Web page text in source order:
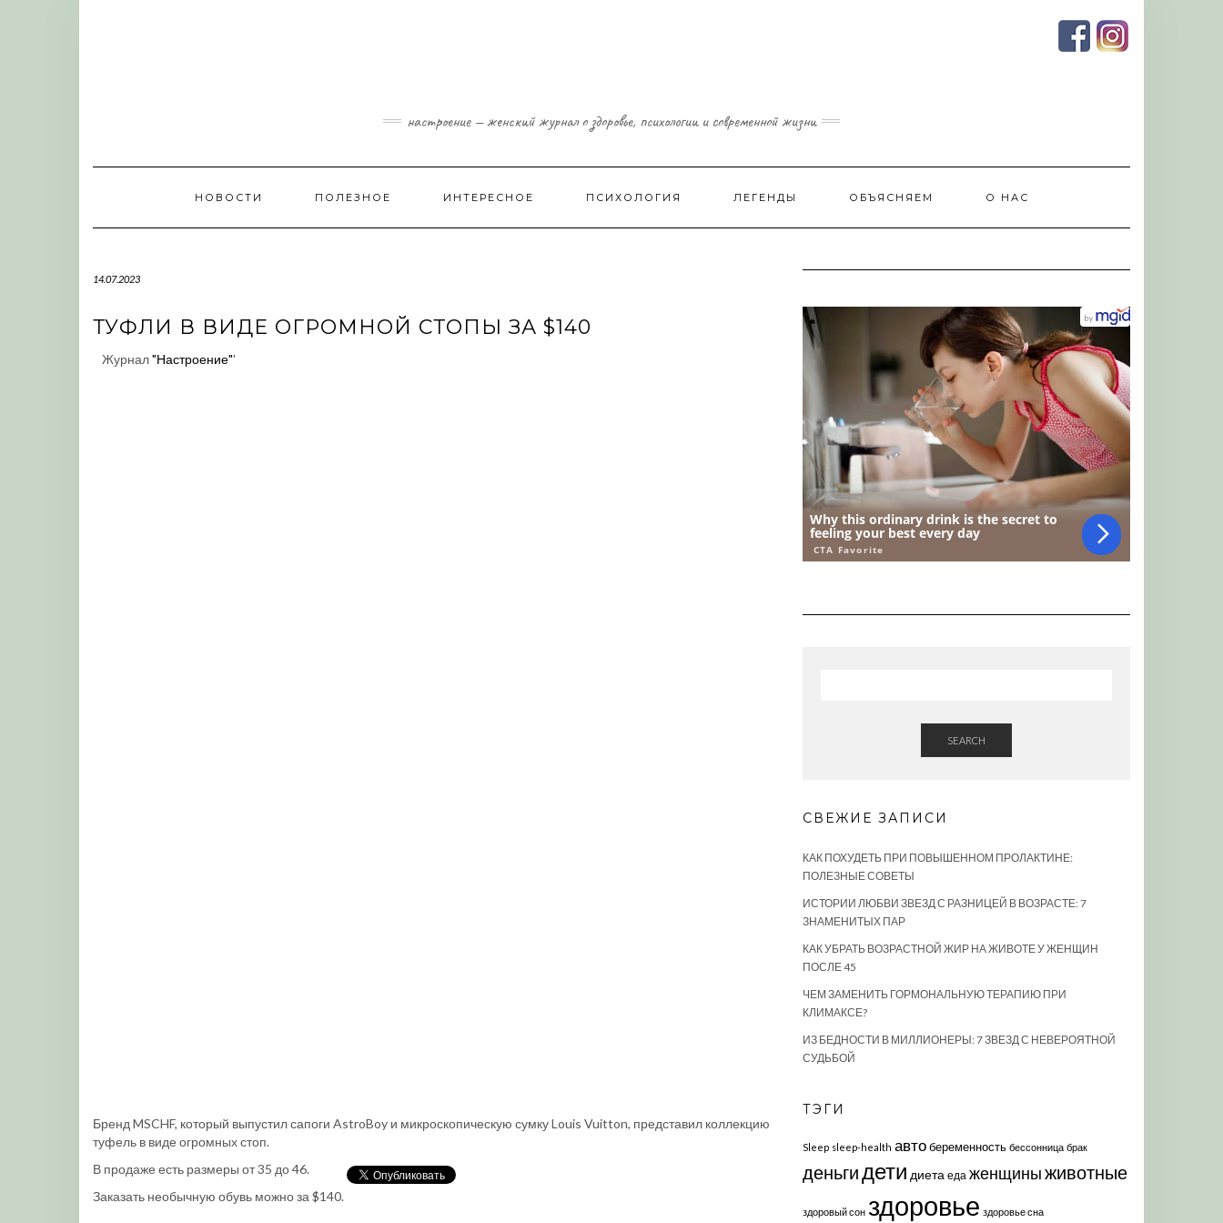
настроение — женский журнал о здоровье, психологии и современной жизни
НОВОСТИ ПОЛЕЗНОЕ ИНТЕРЕСНОЕ ПСИХОЛОГИЯ ЛЕГЕНДЫ ОБЪЯСНЯЕМ О НАС
14.07.2023
ТУФЛИ В ВИДЕ ОГРОМНОЙ СТОПЫ ЗА $140
Журнал"Настроение"'
Бренд MSCHF, который выпустил сапоги AstroBoy и микроскопическую сумку Louis Vuitton, представил коллекцию
туфель в виде огромных стоп.
В продаже есть размеры от 35 до 46.
Заказать необычную обувь можно за $140.
SEARCH
СВЕЖИЕ ЗАПИСИ
КАК ПОХУДЕТЬ ПРИ ПОВЫШЕННОМ ПРОЛАКТИНЕ:
ПОЛЕЗНЫЕ СОВЕТЫ
ИСТОРИИ ЛЮБВИ ЗВЕЗД С РАЗНИЦЕЙ В ВОЗРАСТЕ: 7
ЗНАМЕНИТЫХ ПАР
КАК УБРАТЬ ВОЗРАСТНОЙ ЖИР НА ЖИВОТЕ У ЖЕНЩИН
ПОСЛЕ 45
ЧЕМ ЗАМЕНИТЬ ГОРМОНАЛЬНУЮ ТЕРАПИЮ ПРИ
КЛИМАКСЕ?
ИЗ БЕДНОСТИ В МИЛЛИОНЕРЫ: 7 ЗВЕЗД С НЕВЕРОЯТНОЙ
СУДЬБОЙ
ТЭГИ
Sleep sleep-health автобеременность бессонница брак
деньгидети диета еда женщиныживотные
здоровый сон здоровье здоровье сна